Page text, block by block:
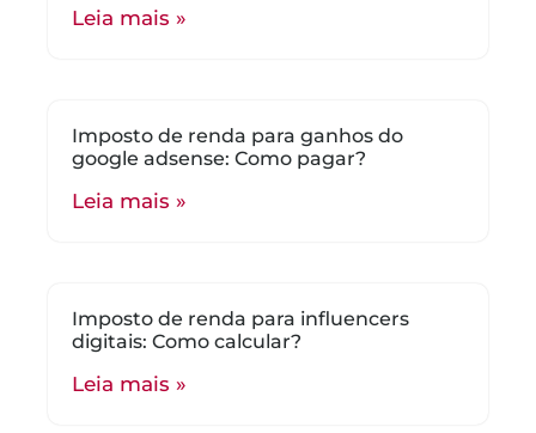
Leia mais »
Imposto de renda para ganhos do
google adsense: Como pagar?
Leia mais »
Imposto de renda para influencers
digitais: Como calcular?
Leia mais »